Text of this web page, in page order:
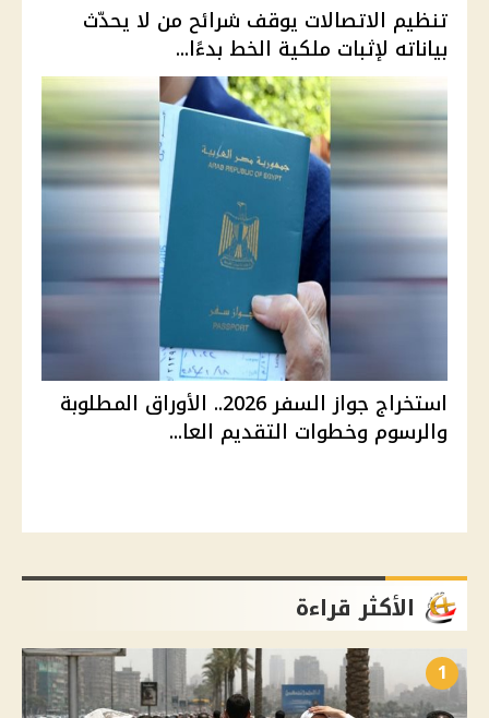
تنظيم الاتصالات يوقف شرائح من لا يحدّث
بياناته لإثبات ملكية الخط بدءًا...
استخراج جواز السفر 2026.. الأوراق المطلوبة
والرسوم وخطوات التقديم العا...
الأكثر قراءة
1